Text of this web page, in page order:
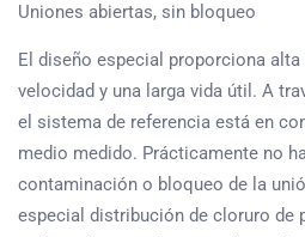
Uniones abiertas, sin bloqueo
El diseño especial proporciona
velocidad y una larga vida útil. A
el sistema de referencia está en
medio medido. Prácticamente no
contaminación o bloqueo de la
especial distribución de cloruro de